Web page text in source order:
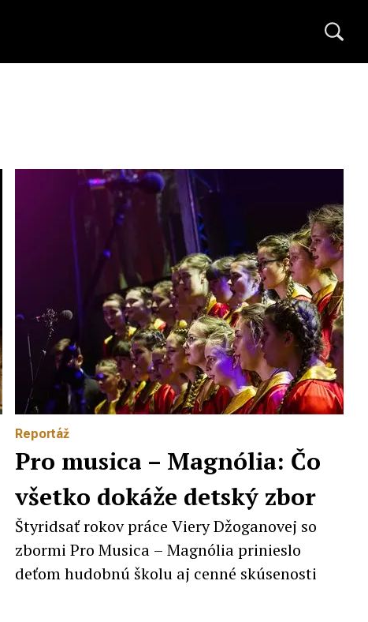
Reportáž
Pro musica – Magnólia: Čo
všetko dokáže detský zbor
Štyridsať rokov práce Viery Džoganovej so
zbormi Pro Musica – Magnólia prinieslo
deťom hudobnú školu aj cenné skúsenosti